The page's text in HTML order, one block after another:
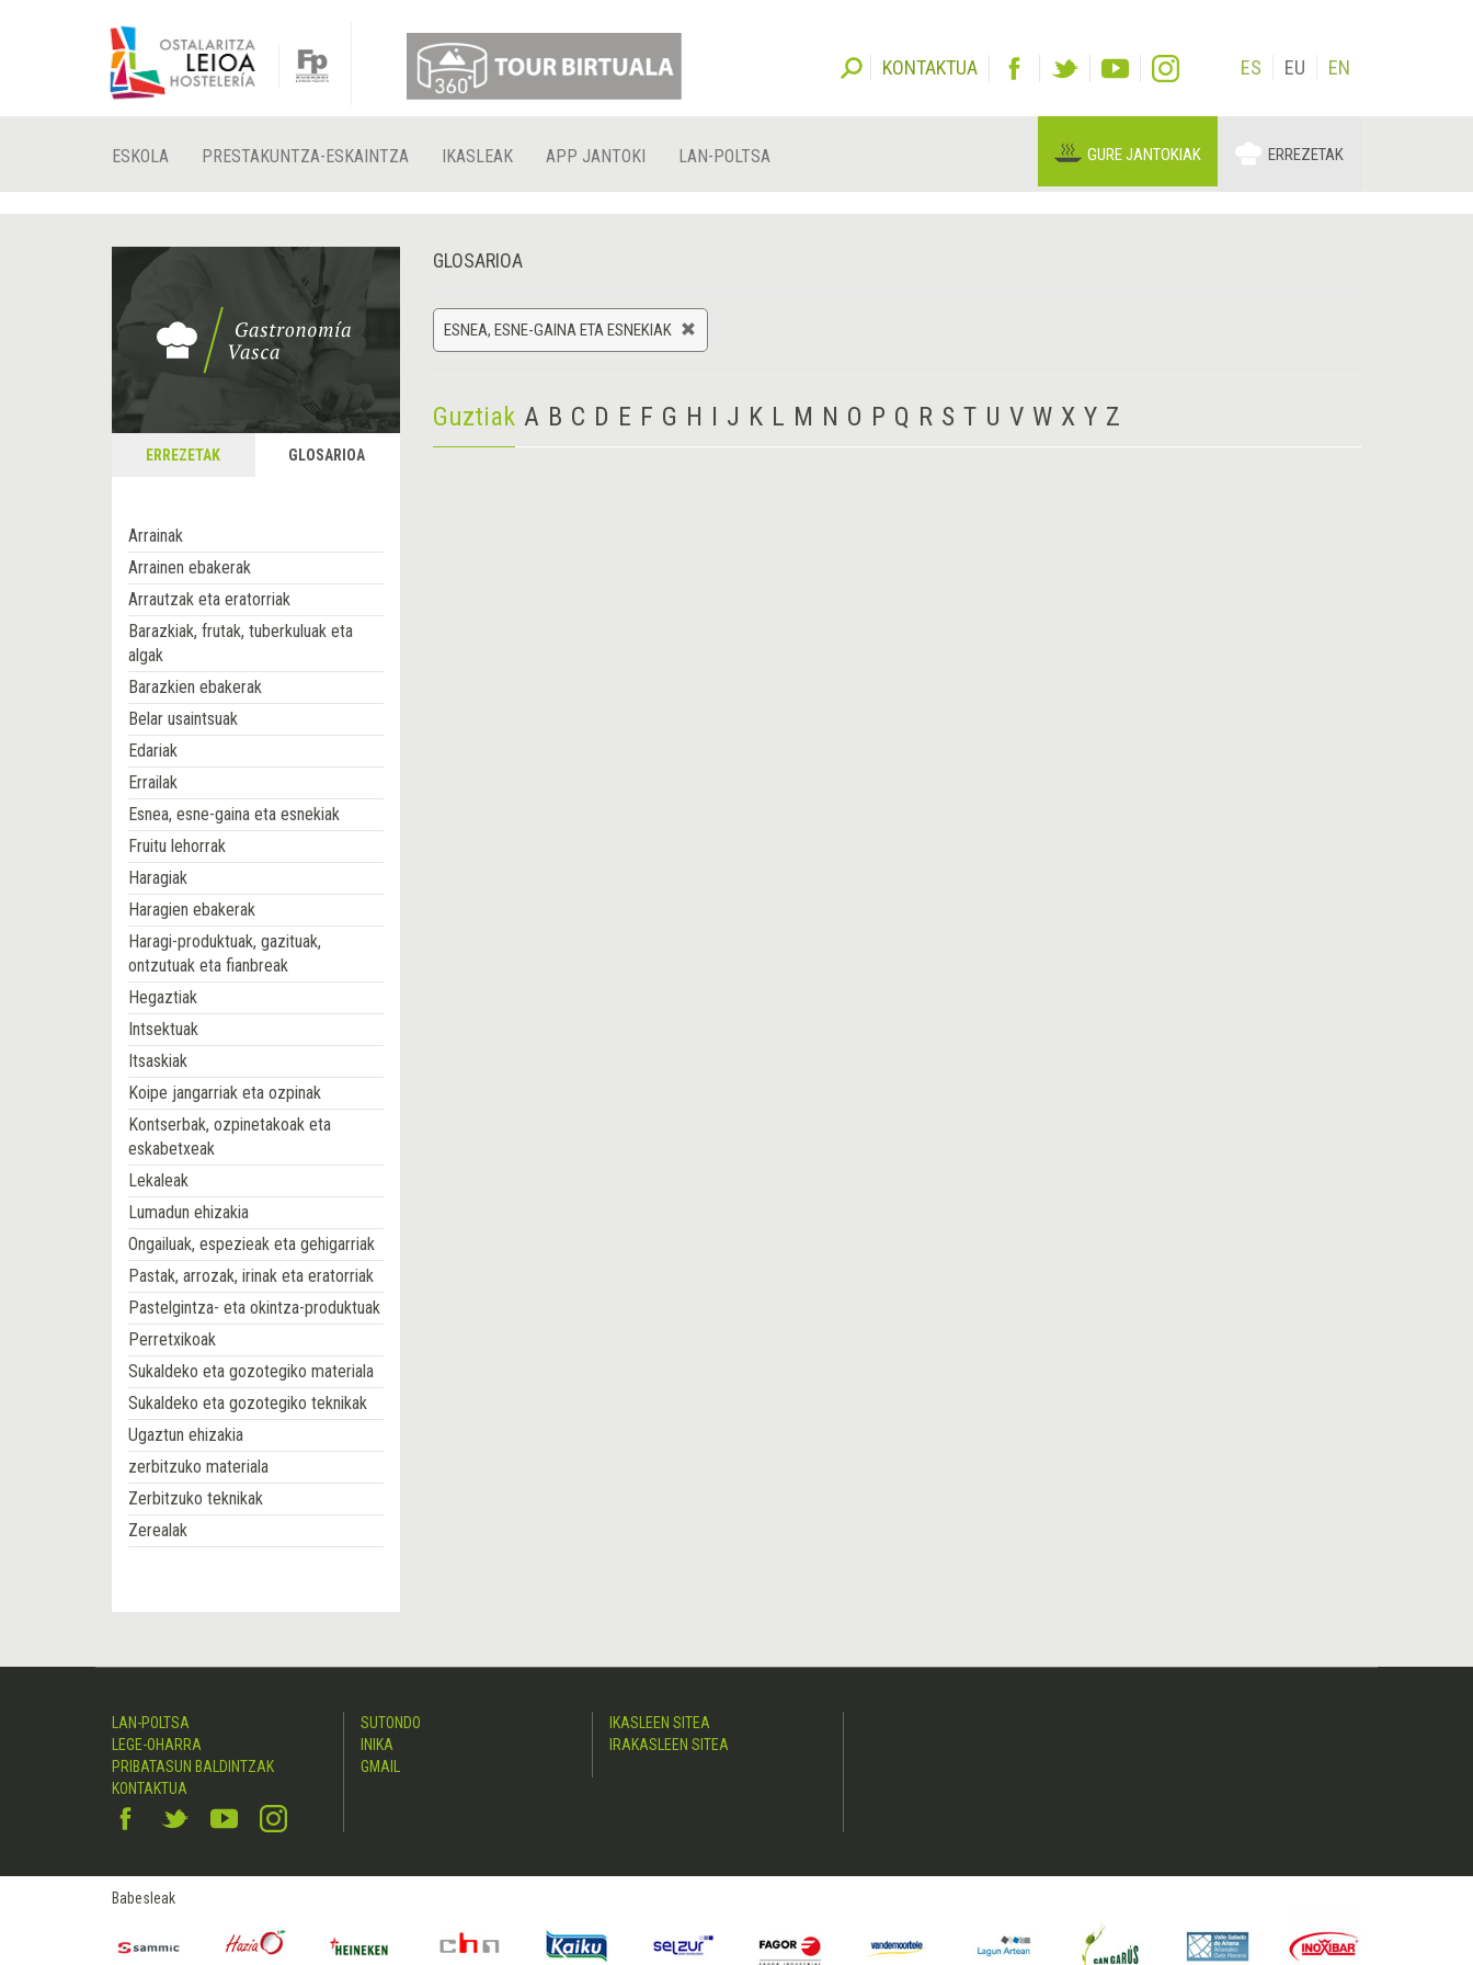
KONTAKTUA ES EU EN
ESKOLA PRESTAKUNTZA-ESKAINTZA IKASLEAK APP JANTOKI LAN-POLTSA GURE JANTOKIAK ERREZETAK
ERREZETAK GLOSARIOA
Arrainak
Arrainen ebakerak
Arrautzak eta eratorriak
Barazkiak, frutak, tuberkuluak eta
algak
Barazkien ebakerak
Belar usaintsuak
Edariak
Errailak
Esnea, esne-gaina eta esnekiak
Fruitu lehorrak
Haragiak
Haragien ebakerak
Haragi-produktuak, gazituak,
ontzutuak eta fianbreak
Hegaztiak
Intsektuak
Itsaskiak
Koipe jangarriak eta ozpinak
Kontserbak, ozpinetakoak eta
eskabetxeak
Lekaleak
Lumadun ehizakia
Ongailuak, espezieak eta gehigarriak
Pastak, arrozak, irinak eta eratorriak
Pastelgintza- eta okintza-produktuak
Perretxikoak
Sukaldeko eta gozotegiko materiala
Sukaldeko eta gozotegiko teknikak
Ugaztun ehizakia
zerbitzuko materiala
Zerbitzuko teknikak
Zerealak
GLOSARIOA
ESNEA, ESNE-GAINA ETA ESNEKIAK
Guztiak A B C D E F G H I J K L M N O P Q R S T U V W X Y Z
LAN-POLTSA
LEGE-OHARRA
PRIBATASUN BALDINTZAK
KONTAKTUA
SUTONDO
INIKA
GMAIL
IKASLEEN SITEA
IRAKASLEEN SITEA
Babesleak